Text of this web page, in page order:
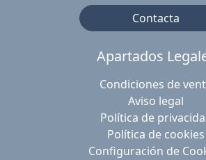
Contacta
Apartados
Condiciones de
Aviso legal
Política de
Política de cookies
Configuración de